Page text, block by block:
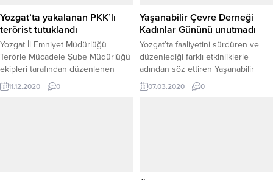
Yozgat’ta yakalanan PKK’lı
terörist tutuklandı
Yozgat İl Emniyet Müdürlüğü
Terörle Mücadele Şube Müdürlüğü
ekipleri tarafından düzenlenen
operasyonla yakalanan PKK/KCK-
YPG/PYD mensubu terörist
11.12.2020 0
Yaşanabilir Çevre Derneği
Kadınlar Gününü unutmadı
Yozgat’ta faaliyetini sürdüren ve
düzenlediği farklı etkinliklerle
adından söz ettiren Yaşanabilir
Çevre Derneği, 8 Mart Dünya
Kadınlar Günü dolayısıyla Üretici
07.03.2020 0